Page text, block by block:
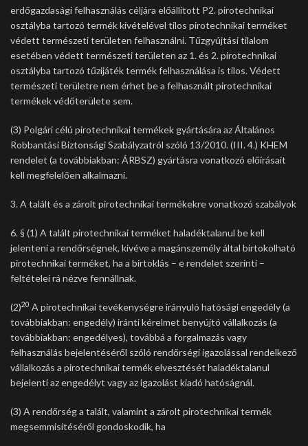
erdőgazdasági felhasználás céljára előállított P2. pirotechnikai
osztályba tartozó termék kivételével tilos pirotechnikai terméket
védett természeti területen felhasználni. Tűzgyújtási tilalom
esetében védett természeti területen az 1. és 2. pirotechnikai
osztályba tartozó tűzijáték termék felhasználása is tilos. Védett
természeti területre nem érhet be a felhasznált pirotechnikai
termékek védőterülete sem.
(3) Polgári célú pirotechnikai termékek gyártására az Általános
Robbantási Biztonsági Szabályzatról szóló 13/2010. (III. 4.) KHEM
rendelet (a továbbiakban: ÁRBSZ) gyártásra vonatkozó előírásait
kell megfelelően alkalmazni.
3. A talált és a zárolt pirotechnikai termékekre vonatkozó szabályok
6. § (1) A talált pirotechnikai terméket haladéktalanul be kell
jelenteni a rendőrségnek, kivéve a magánszemély által birtokolható
pirotechnikai terméket, ha a birtoklás – e rendelet szerinti –
feltételei rá nézve fennállnak.
(2)20 A pirotechnikai tevékenységre irányuló hatósági engedély (a
továbbiakban: engedély) iránti kérelmet benyújtó vállalkozás (a
továbbiakban: engedélyes), továbbá a forgalmazás vagy
felhasználás bejelentéséről szóló rendőrségi igazolással rendelkező
vállalkozás a pirotechnikai termék elvesztését haladéktalanul
bejelenti az engedélyt vagy az igazolást kiadó hatóságnál.
(3) A rendőrség a talált, valamint a zárolt pirotechnikai termék
megsemmisítéséről gondoskodik, ha